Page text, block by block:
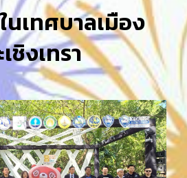
นเทศบาลเมือง
ชิงเทรา